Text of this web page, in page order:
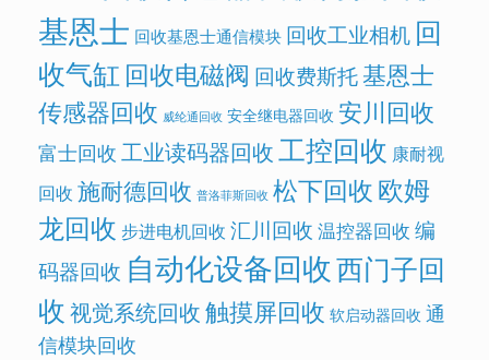
基恩士 回收基恩士通信模块 回收工业相机 回
收气缸 回收电磁阀 回收费斯托基恩士
传感器回收 威纶通回收 安全继电器回收 安川回收
富士回收工业读码器回收工控回收 康耐视
回收 施耐德回收 普洛菲斯回收 松下回收欧姆
龙回收 步进电机回收 汇川回收 温控器回收 编
码器回收 自动化设备回收西门子回
收视觉系统回收触摸屏回收 软启动器回收 通
信模块回收